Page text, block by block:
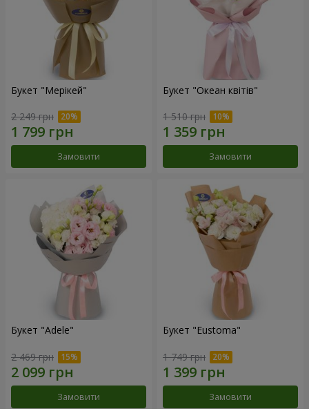
Букет "Мерікей"
2 249 грн
Замовити
Букет "Океан квітів"
1 510 грн
Замовити
Букет "Adele"
2 469 грн
Замовити
Букет "Eustoma"
1 749 грн
Замовити